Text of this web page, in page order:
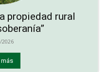
propiedad rural
2026
más